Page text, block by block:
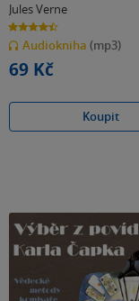
Jules Verne
4.4
z
5
hvězdiček
Audiokniha (mp3)
69 Kč
Koupit